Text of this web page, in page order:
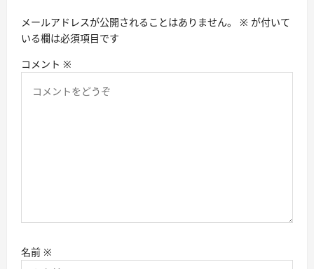
メールアドレスが公開されることはありません。 ※ が付いて
いる欄は必須項目です
コメント ※
名前 ※